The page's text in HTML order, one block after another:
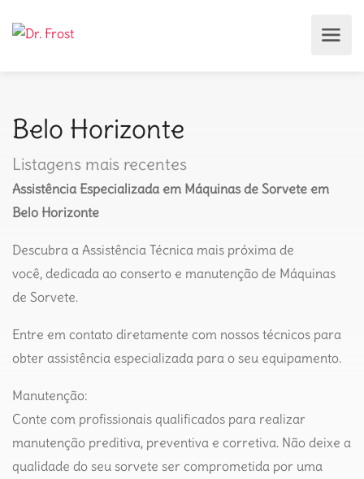
Belo Horizonte
Listagens mais recentes
Assistência Especializada em Máquinas de Sorvete em
Belo Horizonte
Descubra a Assistência Técnica mais próxima de
você, dedicada ao conserto e manutenção de Máquinas
de Sorvete.
Entre em contato diretamente com nossos técnicos para
obter assistência especializada para o seu equipamento.
Manutenção:
Conte com profissionais qualificados para realizar
manutenção preditiva, preventiva e corretiva. Não deixe a
qualidade do seu sorvete ser comprometida por uma